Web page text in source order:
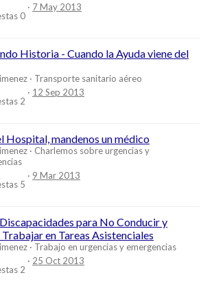
0
7 May 2013
Historia - Cuando la Ayuda viene del
Transporte sanitario aéreo
2
12 Sep 2013
Hospital, mandenos un médico
Charlemos sobre urgencias y
5
9 Mar 2013
para No Conducir y
en Tareas Asistenciales
Trabajo en urgencias y emergencias
2
25 Oct 2013